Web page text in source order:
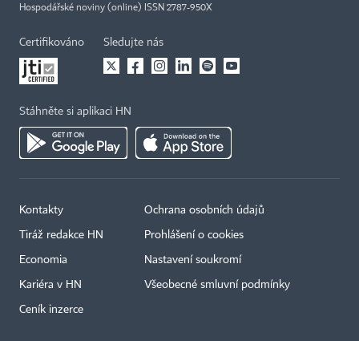
Hospodářské noviny (online) ISSN 2787-950X
Certifikováno Sledujte nás
Stáhněte si aplikaci HN
Kontakty
Tiráž redakce HN
Economia
Kariéra v HN
Ceník inzerce
Ochrana osobních údajů
Prohlášení o cookies
Nastavení soukromí
Všeobecné smluvní podmínky